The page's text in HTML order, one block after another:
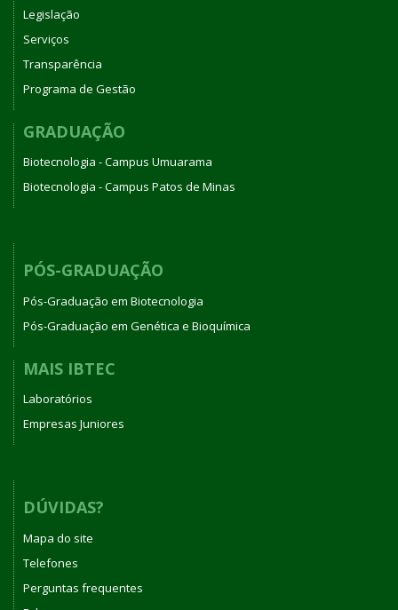
Legislação
Serviços
Transparência
Programa de Gestão
GRADUAÇÃO
Biotecnologia - Campus Umuarama
Biotecnologia - Campus Patos de Minas
PÓS-GRADUAÇÃO
Pós-Graduação em Biotecnologia
Pós-Graduação em Genética e Bioquímica
MAIS IBTEC
Laboratórios
Empresas Juniores
DÚVIDAS?
Mapa do site
Telefones
Perguntas frequentes